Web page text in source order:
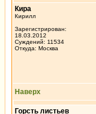
Кира
Кирилл
Зарегистрирован:
18.03.2012
Суждений: 11534
Откуда: Москва
Наверх
Горсть листьев